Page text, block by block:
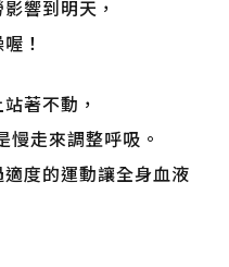
響到明天，
！
著不動，
走來調整呼吸。
度的運動讓全身血液